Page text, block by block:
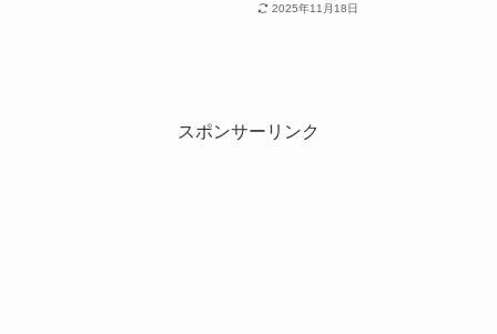
2025年11月18日
スポンサーリンク